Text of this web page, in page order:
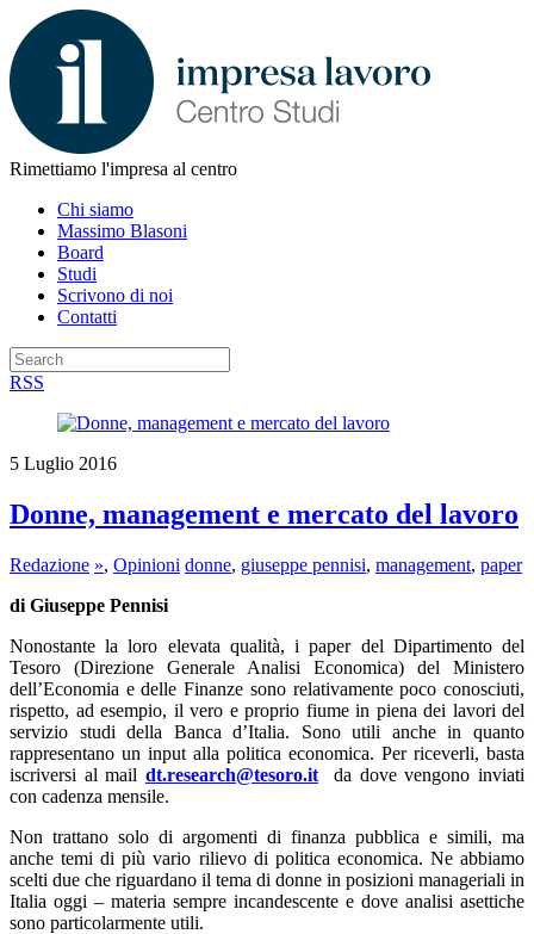
Rimettiamo l'impresa al centro
Chi siamo
Massimo Blasoni
Board
Studi
Scrivono di noi
Contatti
RSS
5 Luglio 2016
Donne, management e mercato del lavoro
Redazione », Opinioni donne, giuseppe pennisi, management, paper
di Giuseppe Pennisi
Nonostante la loro elevata qualità, i paper del Dipartimento del
Tesoro (Direzione Generale Analisi Economica) del Ministero
dell’Economia e delle Finanze sono relativamente poco conosciuti,
rispetto, ad esempio, il vero e proprio fiume in piena dei lavori del
servizio studi della Banca d’Italia. Sono utili anche in quanto
rappresentano un input alla politica economica. Per riceverli, basta
iscriversi al mail dt.research@tesoro.it
da dove vengono inviati
con cadenza mensile.
Non trattano solo di argomenti di finanza pubblica e simili, ma
anche temi di più vario rilievo di politica economica. Ne abbiamo
scelti due che riguardano il tema di donne in posizioni manageriali in
Italia oggi – materia sempre incandescente e dove analisi asettiche
sono particolarmente utili.